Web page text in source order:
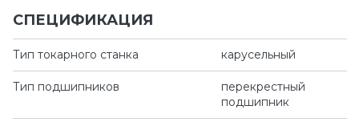
СПЕЦИФИКАЦИЯ
Тип токарного станка карусельный
Тип подшипников
перекрестный
подшипник